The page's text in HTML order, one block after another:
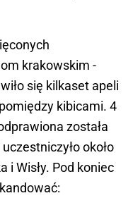
krakowskim -
się kilkaset apeli
kibicami. 4
została
około
i Wisły. Pod koniec